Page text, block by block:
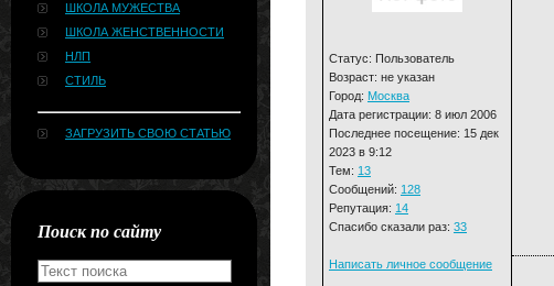
ШКОЛА МУЖЕСТВА
ШКОЛА ЖЕНСТВЕННОСТИ
НЛП
СТИЛЬ
ЗАГРУЗИТЬ СВОЮ СТАТЬЮ
Поиск по сайту
Статус: Пользователь
Возраст: не указан
Город: Москва
Дата регистрации: 8 июл 2006
Последнее посещение: 15 дек
2023 в 9:12
Тем: 13
Сообщений: 128
Репутация: 14
Спасибо сказали раз: 33
Написать личное сообщение